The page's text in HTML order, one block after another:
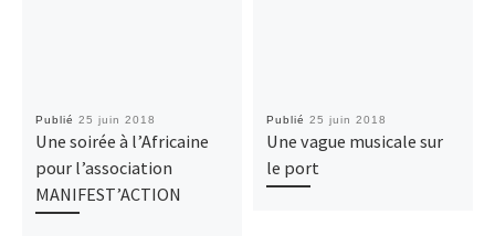
Publié 25 juin 2018
Une soirée à l’Africaine
pour l’association
MANIFEST’ACTION
Publié 25 juin 2018
Une vague musicale sur
le port